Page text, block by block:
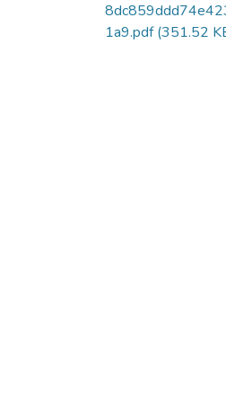
1a9.pdf(351.52